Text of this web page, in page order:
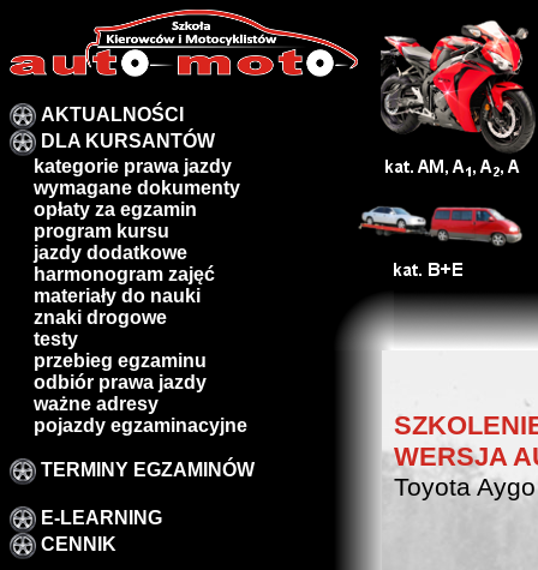
AKTUALNOŚCI
DLA KURSANTÓW
kategorie prawa jazdy
wymagane dokumenty
opłaty za egzamin
program kursu
jazdy dodatkowe
harmonogram zajęć
materiały do nauki
znaki drogowe
testy
przebieg egzaminu
odbiór prawa jazdy
ważne adresy
pojazdy egzaminacyjne
TERMINY EGZAMINÓW
E-LEARNING
CENNIK
WERSJA
Toyota